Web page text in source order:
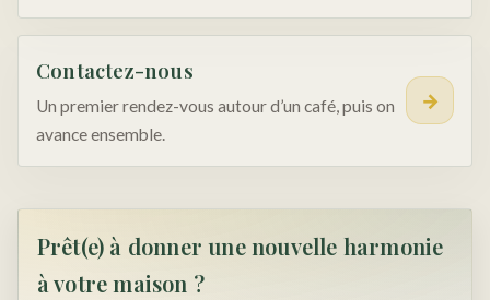
Contactez-nous
Un premier rendez-vous autour d’un café, puis on
avance ensemble.
→
Prêt(e) à donner une nouvelle harmonie
à votre maison ?